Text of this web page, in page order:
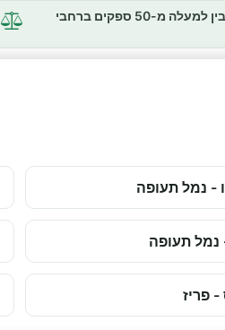
השוואה בין למעלה מ-50 ספקים ברחבי
- נמל תעופה
- נמל תעופה
- פריז